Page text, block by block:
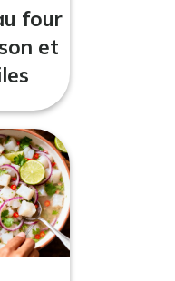
four
et